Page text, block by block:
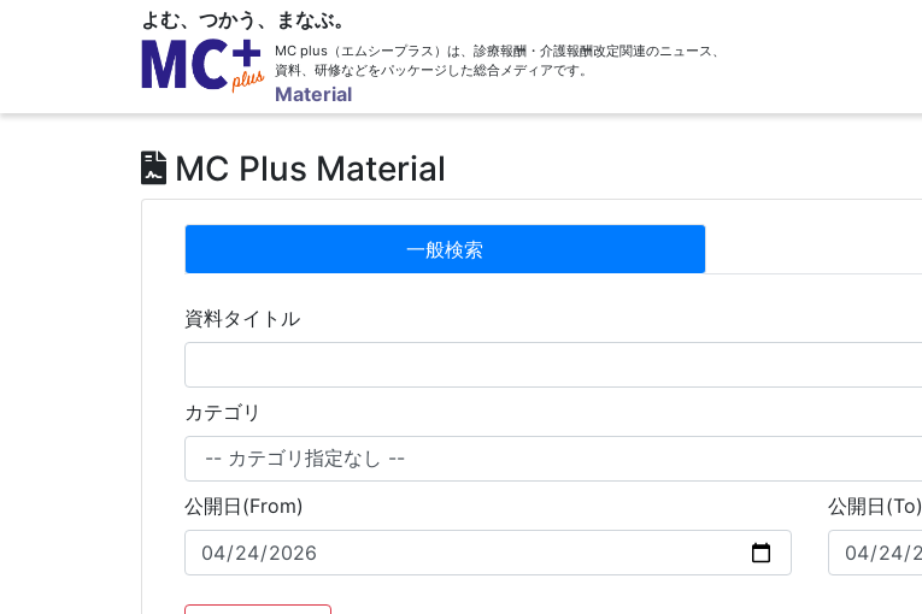
よむ、つかう、まなぶ。
MC plus（エムシープラス）は、診療報酬・介護報酬改定関連のニュース、
資料、研修などをパッケージした総合メディアです。
Material
MC Plus Material
一般検索
資料タイトル
カテゴリ
公開日(From) 公開日(To)